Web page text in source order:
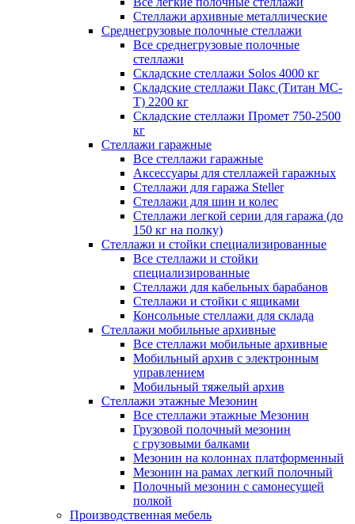
Стеллажи архивные металлические
Среднегрузовые полочные стеллажи
Все среднегрузовые полочные
стеллажи
Складские стеллажи Solos 4000 кг
Складские стеллажи Пакс (Титан МС-
Т) 2200 кг
Складские стеллажи Промет 750-2500
кг
Стеллажи гаражные
Все стеллажи гаражные
Аксессуары для стеллажей гаражных
Стеллажи для гаража Steller
Стеллажи для шин и колес
Стеллажи легкой серии для гаража (до
150 кг на полку)
Стеллажи и стойки специализированные
Все стеллажи и стойки
специализированные
Стеллажи для кабельных барабанов
Стеллажи и стойки с ящиками
Консольные стеллажи для склада
Стеллажи мобильные архивные
Все стеллажи мобильные архивные
Мобильный архив с электронным
управлением
Мобильный тяжелый архив
Стеллажи этажные Мезонин
Все стеллажи этажные Мезонин
Грузовой полочный мезонин
с грузовыми балками
Мезонин на колоннах платформенный
Мезонин на рамах легкий полочный
Полочный мезонин с самонесущей
полкой
Производственная мебель